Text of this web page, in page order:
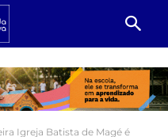
Igreja Batista de Magé é